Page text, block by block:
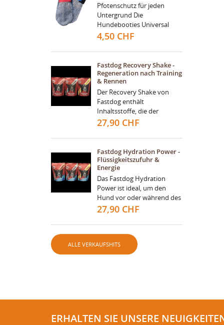
Pfotenschutz für jeden
Untergrund Die
Hundebooties Universal
V.I.P sind die perfekte Wahl
für jeden aktiven Hund. Egal
ob beim Wandern,
Spazieren,...
4,50 CHF
Fastdog Recovery Shake -
Regeneration nach Training
& Rennen
Der Recovery Shake von
Fastdog enthält
Inhaltsstoffe, die der
Muskulatur Ihres Hundes
helfen können, sich schnell
und effektiv zu erholen.
Eine...
27,90 CHF
Fastdog Hydration Power -
Flüssigkeitszufuhr &
Energie
Das Fastdog Hydration
Power ist ideal, um den
Hund vor oder während des
Trainings oder Wettkampfs
zu wässern und mit Energie
zu versorgen, für...
27,90 CHF
ALLE VERKAUFSHITS
ERHALTEN SIE UNSERE